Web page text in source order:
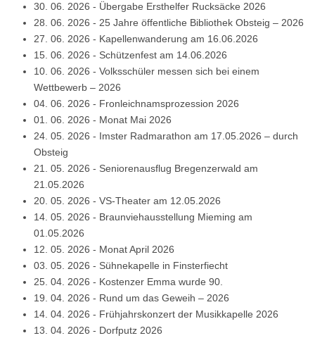
30. 06. 2026 - Übergabe Ersthelfer Rucksäcke 2026
28. 06. 2026 - 25 Jahre öffentliche Bibliothek Obsteig – 2026
27. 06. 2026 - Kapellenwanderung am 16.06.2026
15. 06. 2026 - Schützenfest am 14.06.2026
10. 06. 2026 - Volksschüler messen sich bei einem
Wettbewerb – 2026
04. 06. 2026 - Fronleichnamsprozession 2026
01. 06. 2026 - Monat Mai 2026
24. 05. 2026 - Imster Radmarathon am 17.05.2026 – durch
Obsteig
21. 05. 2026 - Seniorenausflug Bregenzerwald am
21.05.2026
20. 05. 2026 - VS-Theater am 12.05.2026
14. 05. 2026 - Braunviehausstellung Mieming am
01.05.2026
12. 05. 2026 - Monat April 2026
03. 05. 2026 - Sühnekapelle in Finsterfiecht
25. 04. 2026 - Kostenzer Emma wurde 90.
19. 04. 2026 - Rund um das Geweih – 2026
14. 04. 2026 - Frühjahrskonzert der Musikkapelle 2026
13. 04. 2026 - Dorfputz 2026